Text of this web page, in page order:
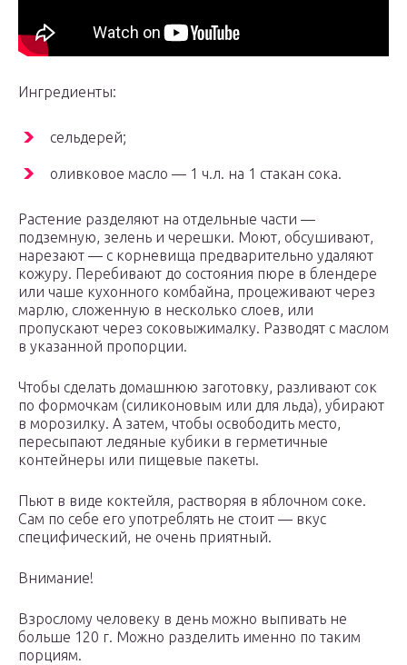
Ингредиенты:
сельдерей;
оливковое масло — 1 ч.л. на 1 стакан сока.
Растение разделяют на отдельные части —
подземную, зелень и черешки. Моют, обсушивают,
нарезают — с корневища предварительно удаляют
кожуру. Перебивают до состояния пюре в блендере
или чаше кухонного комбайна, процеживают через
марлю, сложенную в несколько слоев, или
пропускают через соковыжималку. Разводят с маслом
в указанной пропорции.
Чтобы сделать домашнюю заготовку, разливают сок
по формочкам (силиконовым или для льда), убирают
в морозилку. А затем, чтобы освободить место,
пересыпают ледяные кубики в герметичные
контейнеры или пищевые пакеты.
Пьют в виде коктейля, растворяя в яблочном соке.
Сам по себе его употреблять не стоит — вкус
специфический, не очень приятный.
Внимание!
Взрослому человеку в день можно выпивать не
больше 120 г. Можно разделить именно по таким
порциям.